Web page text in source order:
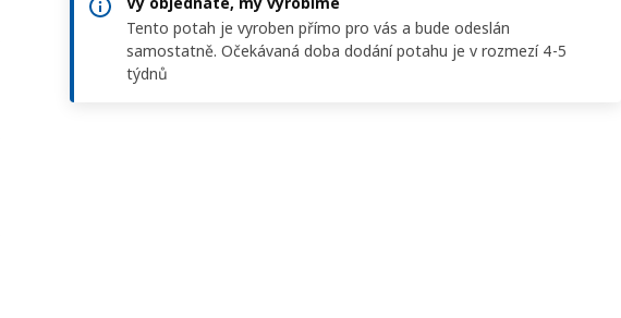
Tento potah je vyroben přímo pro vás a bude odeslán
samostatně. Očekávaná doba dodání potahu je v rozmezí 4-5
týdnů